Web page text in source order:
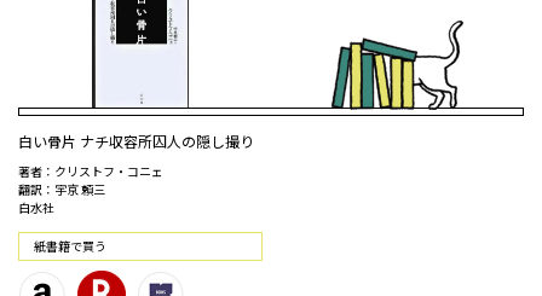
白い骨片 ナチ収容所囚人の隠し撮り
著者：クリストフ・コニェ
翻訳：宇京 頼三
白水社
紙書籍で買う